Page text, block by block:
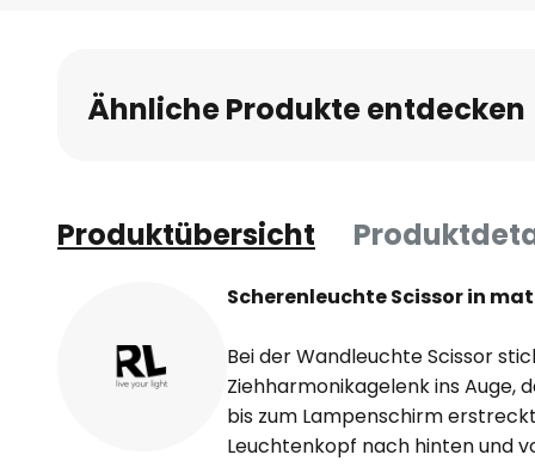
Bildgalerie
springen
Ähnliche Produkte entdecken
Produktübersicht
Scherenleuchte Scissor in
Bei der Wandleuchte Scissor
Ziehharmonikagelenk ins Auge,
bis zum Lampenschirm
Leuchtenkopf nach hinten und